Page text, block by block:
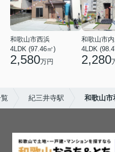
和歌山市西浜
4LDK (97.46㎡)
2,580万円
和歌山市
4LDK
2,280
紀三井寺駅 和歌山市